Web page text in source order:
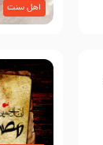
اهل سنت